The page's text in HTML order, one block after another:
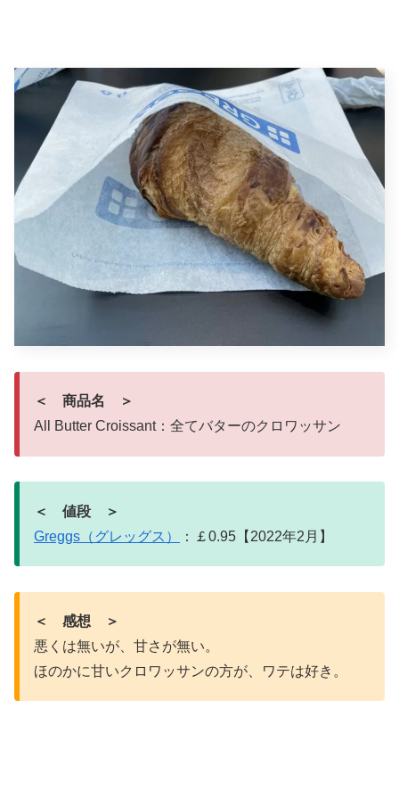
＜ 商品名 ＞
All Butter Croissant：全てバターのクロワッサン
＜ 値段 ＞
Greggs（グレッグス）
：￡0.95【2022年2月】
＜ 感想 ＞
悪くは無いが、甘さが無い。
ほのかに甘いクロワッサンの方が、ワテは好き。